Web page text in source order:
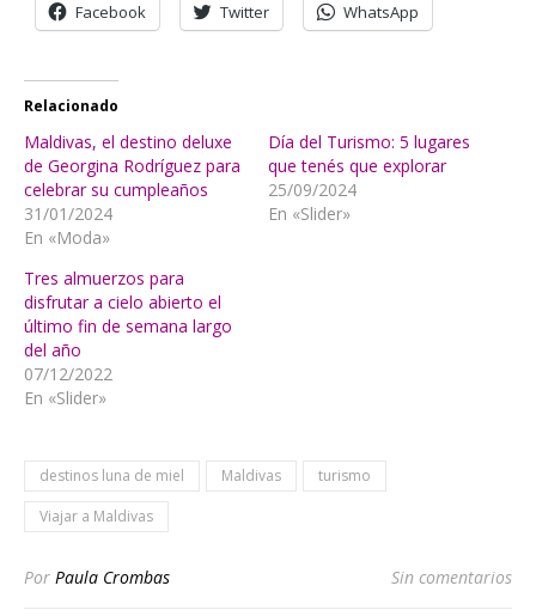
Facebook Twitter WhatsApp
Relacionado
Maldivas, el destino deluxe
de Georgina Rodríguez para
celebrar su cumpleaños
31/01/2024
En «Moda»
Día del Turismo: 5 lugares
que tenés que explorar
25/09/2024
En «Slider»
Tres almuerzos para
disfrutar a cielo abierto el
último fin de semana largo
del año
07/12/2022
En «Slider»
destinos luna de miel Maldivas
turismo
Viajar a Maldivas
Por Paula Crombas Sin comentarios